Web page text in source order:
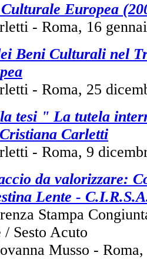
Europea
- Roma, 16
Beni Culturali nel
- Roma, 25
tesi " La tutela
Carletti
- Roma, 9
da valorizzare:
Lente -
Stampa
/ Sesto Acuto
Musso -